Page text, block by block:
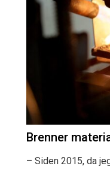
Brenner
– Siden 2015, da